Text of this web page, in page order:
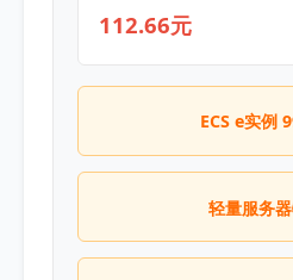
112.66元
ECS e实例
轻量服务